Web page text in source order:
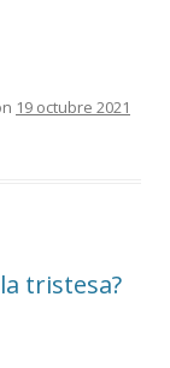
19 octubre 2021
tristesa?